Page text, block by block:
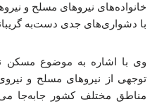
خانواده‌های نیروهای مسلح و
با دشواری‌های جدی دست‌به‌
وی با اشاره به موضوع مسکن
توجهی از نیروهای مسلح و
مناطق مختلف کشور جابه‌جا